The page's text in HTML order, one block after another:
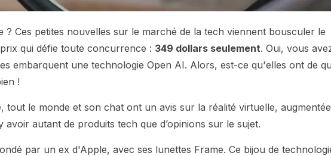
Ces petites nouvelles sur le marché de la tech viennent bousculer le
qui défie toute concurrence : 349 dollars seulement. Oui, vous
embarquent une technologie Open AI. Alors, est-ce qu'elles ont de
!
tout le monde et son chat ont un avis sur la réalité virtuelle,
autant de produits tech que d’opinions sur le sujet.
par un ex d'Apple, avec ses lunettes Frame. Ce bijou de